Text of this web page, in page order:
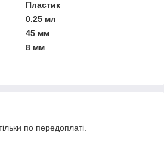
Пластик
0.25 мл
45 мм
8 мм
по передоплаті.